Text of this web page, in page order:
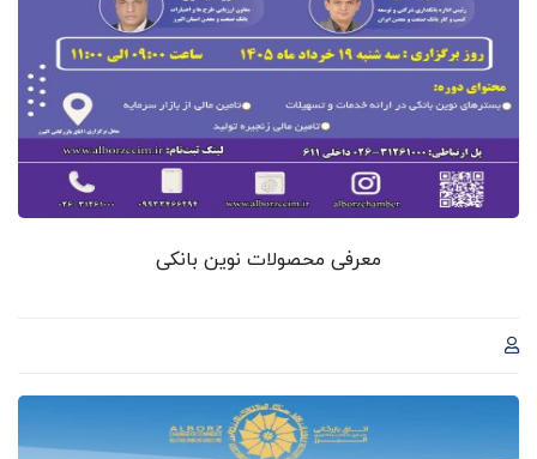
معرفی محصولات نوین بانکی